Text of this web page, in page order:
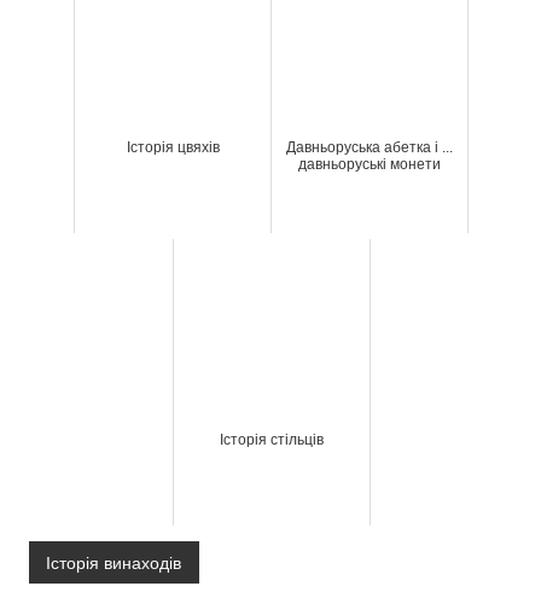
Історія цвяхів
Давньоруська абетка і ...
давньоруські монети
Історія стільців
Історія винаходів